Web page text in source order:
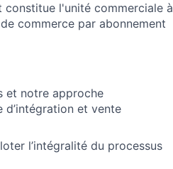
constitue l'unité commerciale à
commerce par abonnement
et notre approche
et vente
l’intégralité du processus